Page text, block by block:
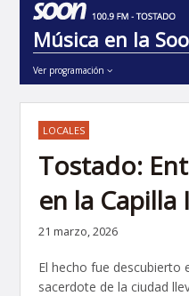
Música en la
Ver programación
LOCALES
Tostado:
en la Capilla
21 marzo, 2026
El hecho fue descubierto
sacerdote de la ciudad